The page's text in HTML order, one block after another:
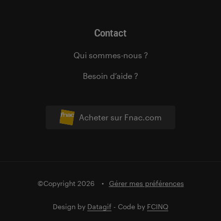
Acheter sur Fnac.com
Contact
Qui sommes-nous ?
Besoin d’aide ?
©Copyright 2026 Gérer mes préférences
Design by Datagif - Code by FCINQ